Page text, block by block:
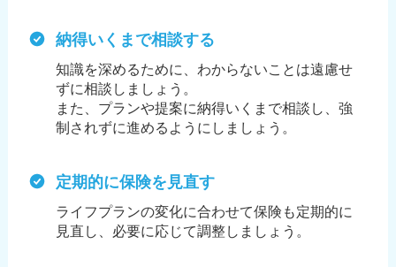
納得いくまで相談する
知識を深めるために、わからないことは遠慮せ
ずに相談しましょう。
また、プランや提案に納得いくまで相談し、強
制されずに進めるようにしましょう。
定期的に保険を見直す
ライフプランの変化に合わせて保険も定期的に
見直し、必要に応じて調整しましょう。